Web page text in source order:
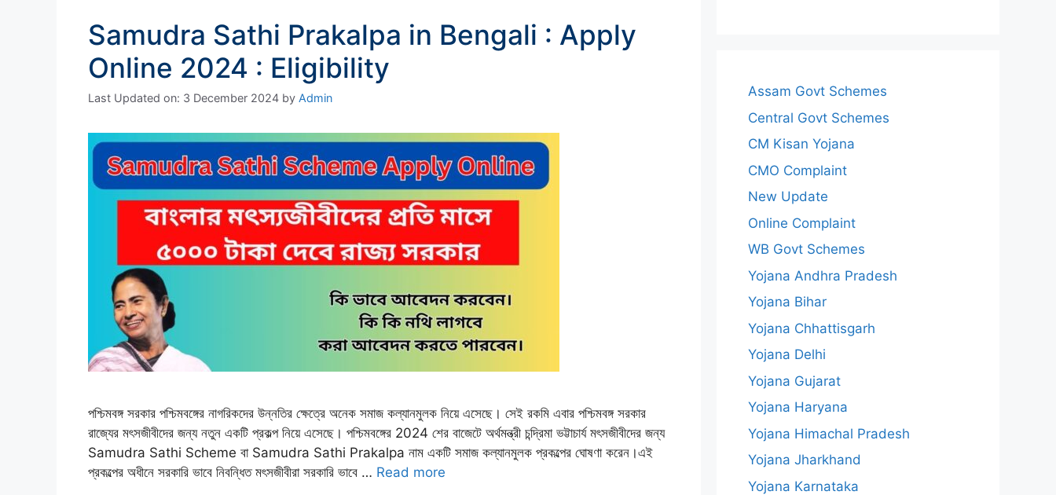
Samudra Sathi Prakalpa in Bengali : Apply
Online 2024 : Eligibility
Last Updated on: 3 December 2024 by Admin
পশ্চিমবঙ্গ সরকার পশ্চিমবঙ্গের নাগরিকদের উন্নতির ক্ষেত্রে অনেক সমাজ কল্যানমুলক নিয়ে এসেছে। সেই রকমি এবার পশ্চিমবঙ্গ সরকার
রাজ্যের মৎসজীবীদের জন্য নতুন একটি প্রকল্প নিয়ে এসেছে। পশ্চিমবঙ্গের 2024 শের বাজেটে অর্থমন্ত্রী চন্দ্রিমা ভট্টাচার্য মৎসজীবীদের জন্য
Samudra Sathi Scheme বা Samudra Sathi Prakalpa নাম একটি সমাজ কল্যানমুলক প্রকল্পের ঘোষণা করেন।এই
প্রকল্পের অধীনে সরকারি ভাবে নিবন্ধিত মৎসজীবীরা সরকারি ভাবে … Read more
Assam Govt Schemes
Central Govt Schemes
CM Kisan Yojana
CMO Complaint
New Update
Online Complaint
WB Govt Schemes
Yojana Andhra Pradesh
Yojana Bihar
Yojana Chhattisgarh
Yojana Delhi
Yojana Gujarat
Yojana Haryana
Yojana Himachal Pradesh
Yojana Jharkhand
Yojana Karnataka